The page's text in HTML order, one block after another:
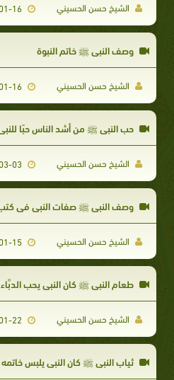
الشيخ حسن الحسيني 2021-01-16
وصف النبي ﷺ خاتم النبوة
الشيخ حسن الحسيني 2021-01-16
حب النبي ﷺ من أشد الناس حبًا
الشيخ حسن الحسيني 2021-03-03
وصف النبي ﷺ صفات النبي في كتب
الشيخ حسن الحسيني 2021-01-15
​طعام النبي ﷺ كان النبي يحب
الشيخ حسن الحسيني
ثياب النبي ﷺ كان النبي يلبس